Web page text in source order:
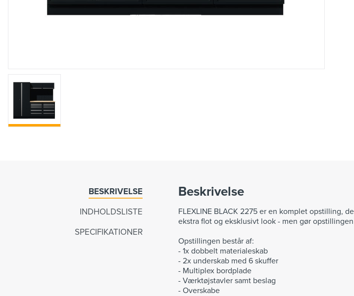
BESKRIVELSE
INDHOLDSLISTE
SPECIFIKATIONER
Beskrivelse
FLEXLINE BLACK 2275 er en komplet opstilling,
ekstra flot og eksklusivt look - men gør
Opstillingen består af:
- 1x dobbelt materialeskab
- 2x underskab med 6 skuffer
- Multiplex bordplade
- Værktøjstavler samt beslag
- Overskabe